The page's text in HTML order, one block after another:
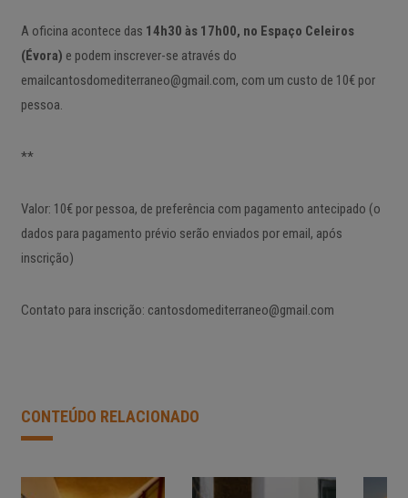
A oficina acontece das 14h30 às 17h00, no Espaço Celeiros
(Évora) e podem inscrever-se através do
emailcantosdomediterraneo@gmail.com, com um custo de 10€ por
pessoa.
**
Valor: 10€ por pessoa, de preferência com pagamento antecipado (o
dados para pagamento prévio serão enviados por email, após
inscrição)
Contato para inscrição: cantosdomediterraneo@gmail.com
CONTEÚDO RELACIONADO